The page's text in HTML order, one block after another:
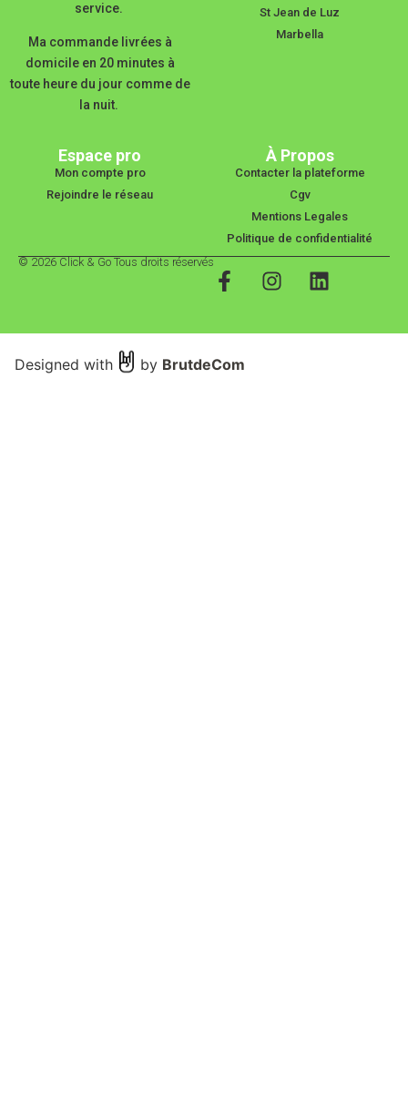
service.
Ma commande livrées à
domicile en 20 minutes à
toute heure du jour comme de
la nuit.
St Jean de Luz
Marbella
Espace pro
Mon compte pro
Rejoindre le réseau
À Propos
Contacter la plateforme
Cgv
Mentions Legales
Politique de confidentialité
© 2026 Click & Go Tous droits réservés
Designed with by BrutdeCom